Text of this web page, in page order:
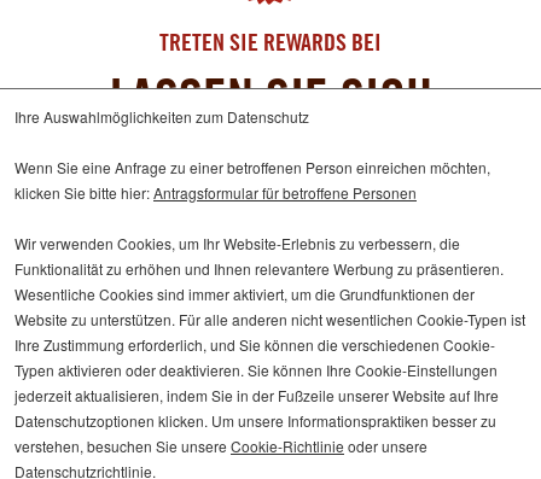
TRETEN SIE REWARDS BEI
LASSEN SIE SICH
BELOHNEN
JETZT BEITRETEN
ERFAHREN SIE MEHR
ÜBER
DAS
CHIPOTLE-
PRÄMIENPROGRAMM© 2026 Chipotle Mexican Grill
Ihre Auswahlmöglichkeiten zum Datenschutz
Wenn Sie eine Anfrage zu einer betroffenen Person einreichen möchten,
klicken Sie bitte hier:Antragsformular für betroffene Personen
Wir verwenden Cookies, um Ihr Website-Erlebnis zu verbessern, die
Funktionalität zu erhöhen und Ihnen relevantere Werbung zu präsentieren.
Wesentliche Cookies sind immer aktiviert, um die Grundfunktionen der
Website zu unterstützen. Für alle anderen nicht wesentlichen Cookie-Typen ist
Ihre Zustimmung erforderlich, und Sie können die verschiedenen Cookie-
Typen aktivieren oder deaktivieren. Sie können Ihre Cookie-Einstellungen
jederzeit aktualisieren, indem Sie in der Fußzeile unserer Website auf Ihre
Datenschutzoptionen klicken. Um unsere Informationspraktiken besser zu
verstehen, besuchen Sie unsere Cookie-Richtlinie oder unsere
Datenschutzrichtlinie.